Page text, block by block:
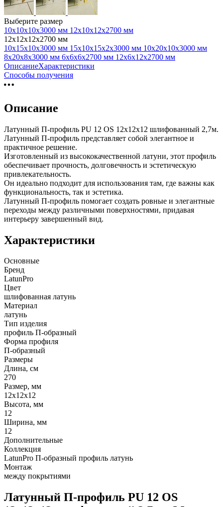
Выберите размер
10х10х10х3000 мм 12х10х12х2700 мм
12х12х12х2700 мм
10х15х10х3000 мм 15х10х15х2х3000 мм 10х20х10х3000 мм
8х20х8х3000 мм 6х6х6х2700 мм 12х6х12х2700 мм
ОписаниеХарактеристики
Способы получения
Описание
Латунный П-профиль PU 12 OS 12х12х12 шлифованный 2,7м.
Латунный П-профиль представляет собой элегантное и
практичное решение.
Изготовленный из высококачественной латуни, этот профиль
обеспечивает прочность, долговечность и эстетическую
привлекательность.
Он идеально подходит для использования там, где важны как
функциональность, так и эстетика.
Латунный П-профиль помогает создать ровные и элегантные
переходы между различными поверхностями, придавая
интерьеру завершенный вид.
Характеристики
Основные
Бренд
LatunPro
Цвет
шлифованная латунь
Материал
латунь
Тип изделия
профиль П-образный
Форма профиля
П-образный
Размеры
Длина, см
270
Размер, мм
12х12х12
Высота, мм
12
Ширина, мм
12
Дополнительные
Коллекция
LatunPro П-образный профиль латунь
Монтаж
между покрытиями
Латунный П-профиль PU 12 OS